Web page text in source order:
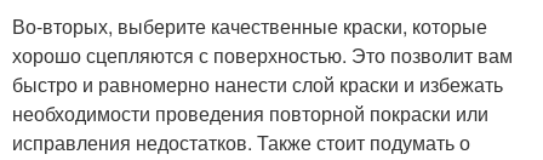
Во-вторых, выберите качественные краски, которые
хорошо сцепляются с поверхностью. Это позволит вам
быстро и равномерно нанести слой краски и избежать
необходимости проведения повторной покраски или
исправления недостатков. Также стоит подумать о